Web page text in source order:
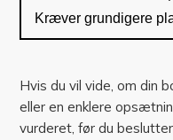
Kræver grundigere
Hvis du vil vide, om din
eller en enklere
vurderet, før du